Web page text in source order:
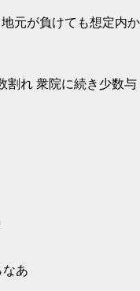
元が負けても想定内か
割れ 衆院に続き少数与
あ